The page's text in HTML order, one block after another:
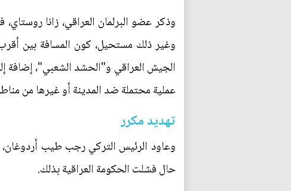
وذكر عضو البرلمان العراقي، زانا
الجيش العراقي و"الحشد الشعبي"، إضافة
عملية محتملة ضد المدينة أو غيرها من
تهديد مكرر
وعاود الرئيس التركي رجب طيب أردوغان،
حال فشلت الحكومة العراقية بذلك.